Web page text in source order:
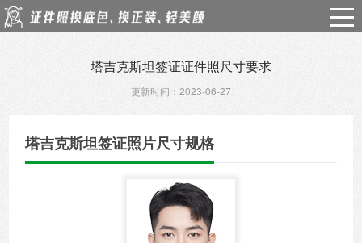
塔吉克斯坦签证证件照尺寸要求
更新时间：2023-06-27
塔吉克斯坦签证照片尺寸规格